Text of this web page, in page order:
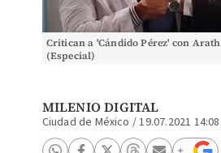
Critican a 'Cándido Pérez' con
(Especial)
MILENIO DIGITAL
Ciudad de México /19.07.2021